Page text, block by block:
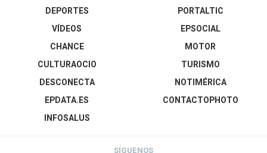
DEPORTES
VÍDEOS
PORTALTIC
EPSOCIAL
CHANCE
CULTURAOCIO
DESCONECTA
EPDATA.ES
INFOSALUS
MOTOR
TURISMO
NOTIMÉRICA
CONTACTOPHOTO
SÍGUENOS